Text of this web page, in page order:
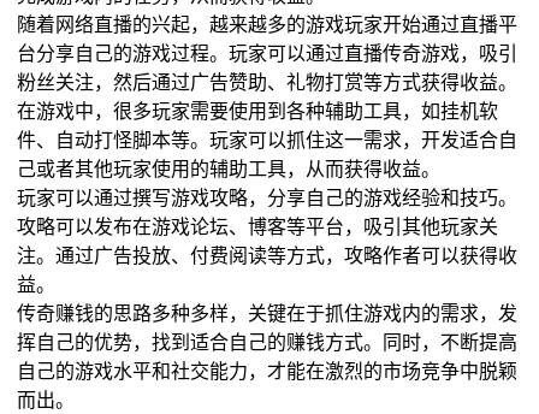
随着网络直播的兴起，越来越多的游戏玩家开始通过直播平
台分享自己的游戏过程。玩家可以通过直播传奇游戏，吸引
粉丝关注，然后通过广告赞助、礼物打赏等方式获得收益。
在游戏中，很多玩家需要使用到各种辅助工具，如挂机软
件、自动打怪脚本等。玩家可以抓住这一需求，开发适合自
己或者其他玩家使用的辅助工具，从而获得收益。
玩家可以通过撰写游戏攻略，分享自己的游戏经验和技巧。
攻略可以发布在游戏论坛、博客等平台，吸引其他玩家关
注。通过广告投放、付费阅读等方式，攻略作者可以获得收
益。
传奇赚钱的思路多种多样，关键在于抓住游戏内的需求，发
挥自己的优势，找到适合自己的赚钱方式。同时，不断提高
自己的游戏水平和社交能力，才能在激烈的市场竞争中脱颖
而出。